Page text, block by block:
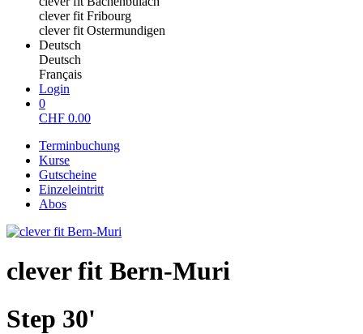
clever fit Fribourg
clever fit Ostermundigen
Deutsch
Deutsch
Français
Login
0
CHF 0.00
Terminbuchung
Kurse
Gutscheine
Einzeleintritt
Abos
clever fit Bern-Muri
Step 30'